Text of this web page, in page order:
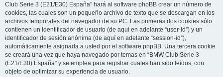
Club Serie 3 (E21/E30) España” hará al software phpBB crear un número de
cookies, las cuales son un pequeño archivo de texto que se descargan en los
archivos temporales del navegador de su PC. Las primeras dos cookies sólo
contienen un identificador de usuario (de aquí en adelante “user-id”) y un
identificador de sesión anónima (de aquí en adelante “session-id”),
automáticamente asignada a usted por el software phpBB. Una tercera cookie
se creará una vez que haya navegado por temas en “BMW Club Serie 3
(E21/E30) España” y se emplea para registrar cuales han sido leídos, con
objeto de optimizar su experiencia de usuario.